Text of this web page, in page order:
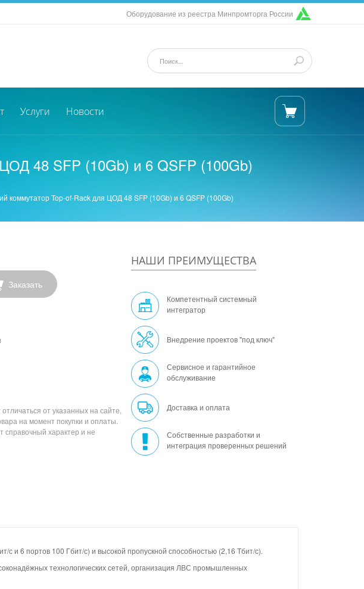
Оборудование из реестра Минпромторга России
Услуги Новости
48 SFP (10Gb) и 6 QSFP (100Gb)
коммутатор Top-of-Rack для ЦОД 48 SFP (10Gb) и 6 QSFP (100Gb)
Заказать
от указанных на сайте,
на момент покупки и оплаты.
справочный характер и не
НАШИ ПРЕИМУЩЕСТВА
Компетентный системный
интегратор
Внедрение проектов "под ключ"
Сервисное и гарантийное
обслуживание
Доставка и оплата
Собственные разработки и
интеграция проверенных решений
с и 6 портов 100 Гбит/с) и высокой пропускной способностью (2,16 Тбит/с).
технологических сетей, организация ЛВС промышленных